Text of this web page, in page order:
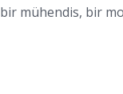
bir mühendis, bir